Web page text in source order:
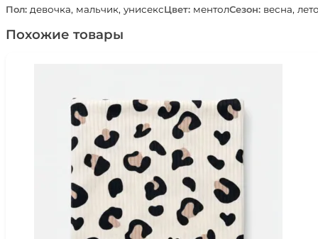
Пол: девочка, мальчик, унисексЦвет: ментолСезон: весна,
Похожие товары